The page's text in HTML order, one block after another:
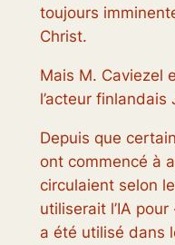
toujours
Christ.
Mais M. Caviezel
l’acteur finlandais
Depuis que
ont commencé à
circulaient selon
utiliserait l’IA
a été utilisé dans